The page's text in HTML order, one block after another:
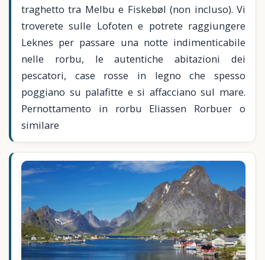
traghetto tra Melbu e Fiskebøl (non incluso). Vi
troverete sulle Lofoten e potrete raggiungere
Leknes per passare una notte indimenticabile
nelle rorbu, le autentiche abitazioni dei
pescatori, case rosse in legno che spesso
poggiano su palafitte e si affacciano sul mare.
Pernottamento in rorbu Eliassen Rorbuer o
similare